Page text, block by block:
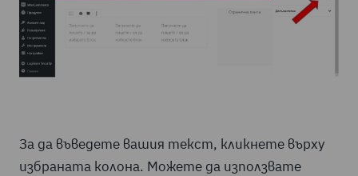
За да въведете вашия текст, кликнете върху
избраната колона. Можете да използвате